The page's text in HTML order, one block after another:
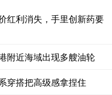
红利消失，手里创新药要
附近海域出现多艘油轮
穿搭把高级感拿捏住